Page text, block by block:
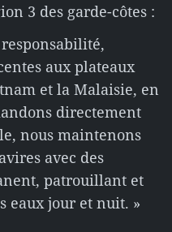
3 des garde-côtes :
aux plateaux
et la Malaisie, en
directement
nous maintenons
avec des
patrouillant et
eaux jour et nuit. »